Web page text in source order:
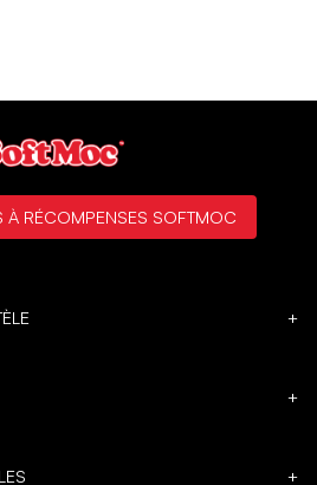
+
+
+
À RÉCOMPENSES SOFTMOC